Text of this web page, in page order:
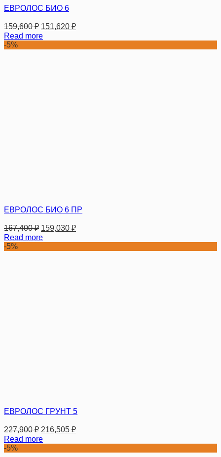
ЕВРОЛОС БИО 6
159,600₽ 151,620 ₽
Read more
-5%
ЕВРОЛОС БИО 6 ПР
167,400₽ 159,030 ₽
Read more
-5%
ЕВРОЛОС ГРУНТ 5
227,900₽ 216,505 ₽
Read more
-5%